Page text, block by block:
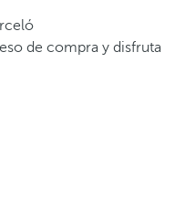
de compra y disfruta